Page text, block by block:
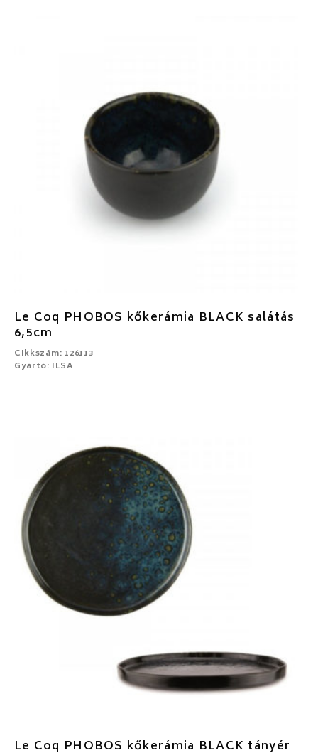
Le Coq PHOBOS kőkerámia BLACK salátás
6,5cm
Cikkszám: 126113
Gyártó: ILSA
Le Coq PHOBOS kőkerámia BLACK tányér